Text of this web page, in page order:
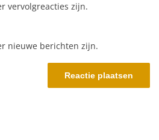
vervolgreacties zijn.
nieuwe berichten zijn.